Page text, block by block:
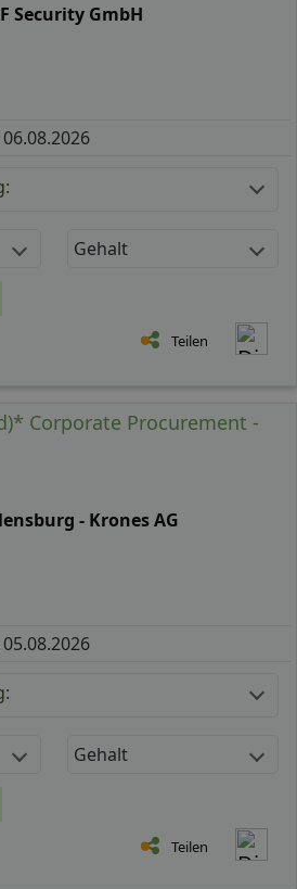
Security GmbH
Gehalt
Teilen
Corporate Procurement -
- Krones AG
Gehalt
Teilen